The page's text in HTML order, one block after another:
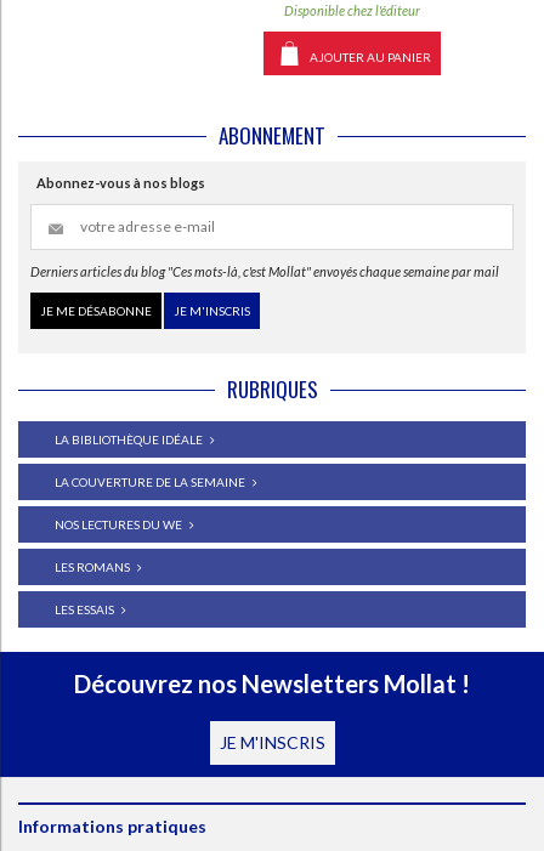
Disponible chez l'éditeur
AJOUTER AU PANIER
ABONNEMENT
Abonnez-vous à nos blogs
Derniers articles du blog "Ces mots-là, c'est Mollat" envoyés chaque semaine par mail
JE ME DÉSABONNE JE M'INSCRIS
RUBRIQUES
LA BIBLIOTHÈQUE IDÉALE
LA COUVERTURE DE LA SEMAINE
NOS LECTURES DU WE
LES ROMANS
LES ESSAIS
Découvrez nos Newsletters Mollat !
JE M'INSCRIS
Informations pratiques